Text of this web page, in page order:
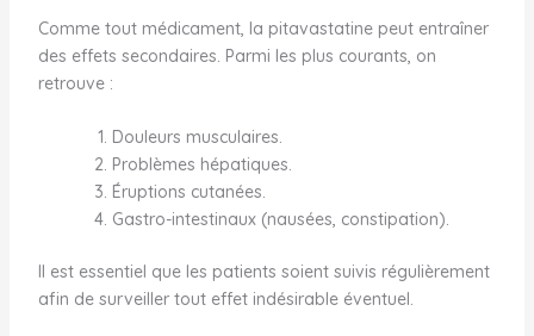
Comme tout médicament, la pitavastatine peut entraîner
des effets secondaires. Parmi les plus courants, on
retrouve :
Douleurs musculaires.
Problèmes hépatiques.
Éruptions cutanées.
Gastro-intestinaux (nausées, constipation).
Il est essentiel que les patients soient suivis régulièrement
afin de surveiller tout effet indésirable éventuel.